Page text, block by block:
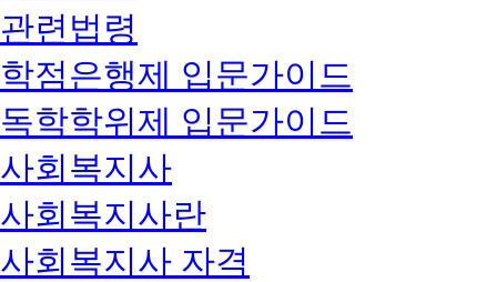
관련법령
학점은행제 입문가이드
독학학위제 입문가이드
사회복지사
사회복지사란
사회복지사 자격